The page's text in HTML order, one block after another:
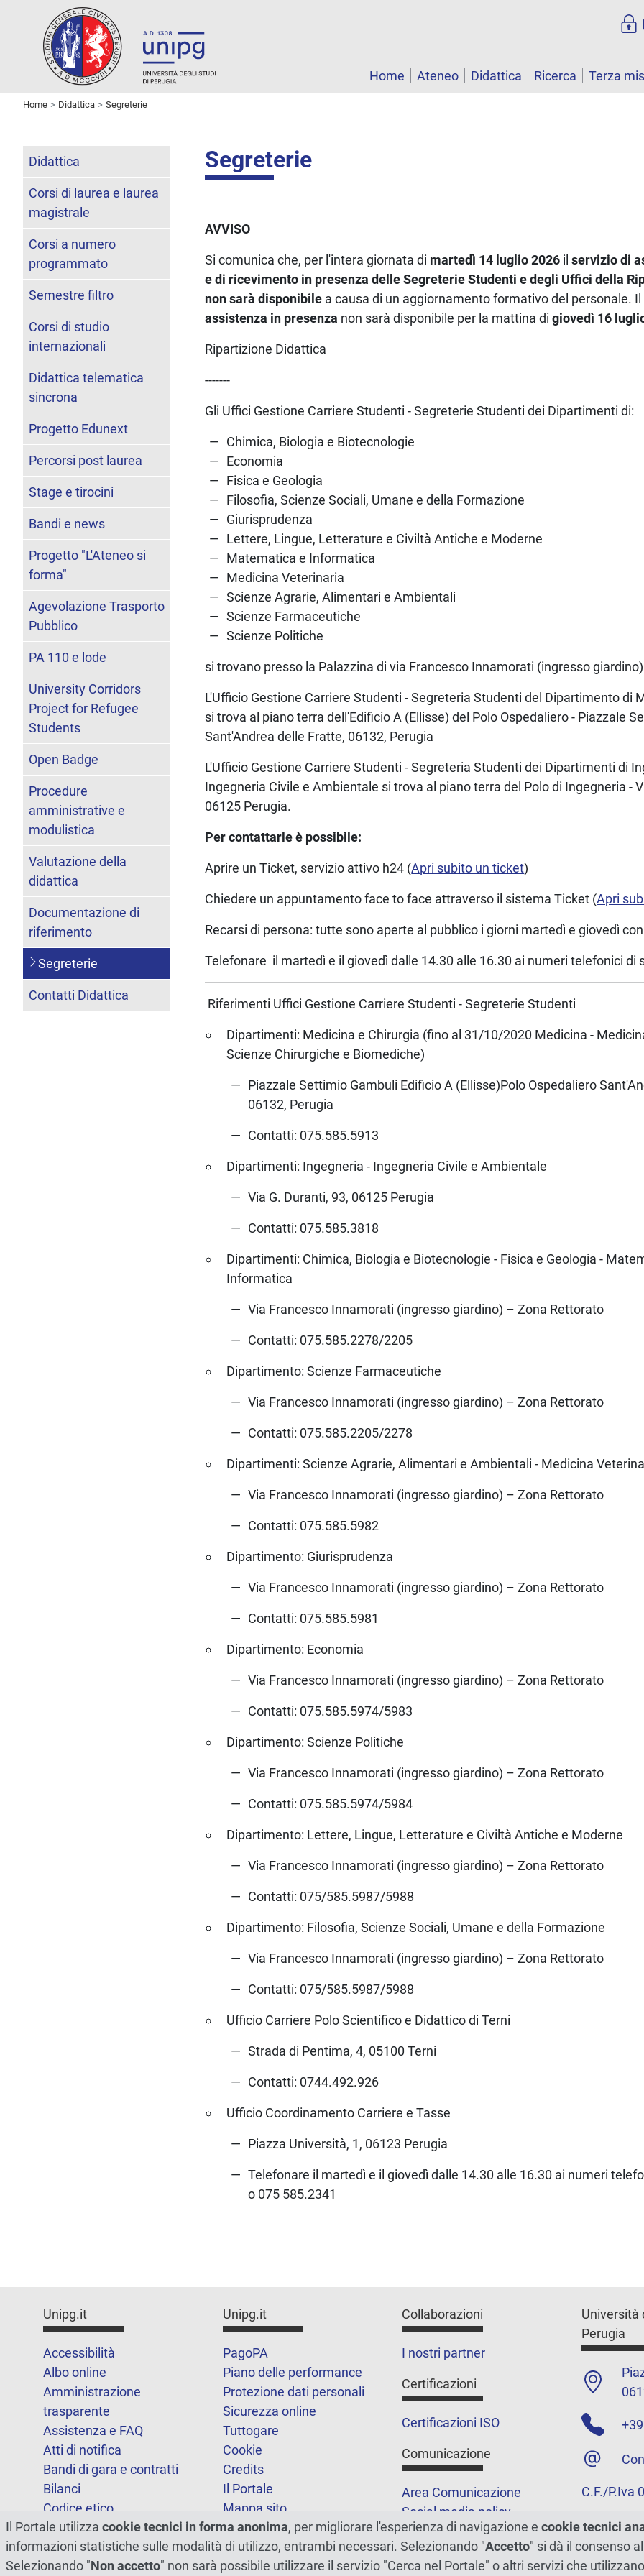
Home Ateneo Didattica Ricerca Terza
Home Didattica Segreterie
Segreterie
AVVISO
Si comunica che, per l'intera giornata di martedì 14 luglio 2026 ilservizio di
e di ricevimento in presenza delle Segreterie Studenti e degli Uffici della
non sarà disponibile a causa di un aggiornamento formativo del personale. Il
assistenza in presenza non sarà disponibile per la mattina di giovedì 16
Ripartizione Didattica
-------
Gli Uffici Gestione Carriere Studenti - Segreterie Studenti dei Dipartimenti di:
Chimica, Biologia e Biotecnologie
Economia
Fisica e Geologia
Filosofia, Scienze Sociali, Umane e della Formazione
Giurisprudenza
Lettere, Lingue, Letterature e Civiltà Antiche e Moderne
Matematica e Informatica
Medicina Veterinaria
Scienze Agrarie, Alimentari e Ambientali
Scienze Farmaceutiche
Scienze Politiche
si trovano presso la Palazzina di via Francesco Innamorati (ingresso
L'Ufficio Gestione Carriere Studenti - Segreteria Studenti del Dipartimento di
si trova al piano terra dell'Edificio A (Ellisse) del Polo Ospedaliero - Piazzale
Sant'Andrea delle Fratte, 06132, Perugia
L'Ufficio Gestione Carriere Studenti - Segreteria Studenti dei Dipartimenti di
Ingegneria Civile e Ambientale si trova al piano terra del Polo di Ingegneria -
06125 Perugia.
Per contattarle è possibile:
Aprire un Ticket, servizio attivo h24 (Apri subito un ticket)
Chiedere un appuntamento face to face attraverso il sistema Ticket (Apri
Recarsi di persona: tutte sono aperte al pubblico i giorni martedì e giovedì
Telefonare il martedì e il giovedì dalle 14.30 alle 16.30 ai numeri telefonici di
Riferimenti Uffici Gestione Carriere Studenti - Segreterie Studenti
Dipartimenti: Medicina e Chirurgia (fino al 31/10/2020 Medicina -
Scienze Chirurgiche e Biomediche)
Piazzale Settimio Gambuli Edificio A (Ellisse)Polo Ospedaliero
06132, Perugia
Contatti: 075.585.5913
Dipartimenti: Ingegneria - Ingegneria Civile e Ambientale
Via G. Duranti, 93, 06125 Perugia
Contatti: 075.585.3818
Dipartimenti: Chimica, Biologia e Biotecnologie - Fisica e Geologia -
Informatica
Via Francesco Innamorati (ingresso giardino) – Zona Rettorato
Contatti: 075.585.2278/2205
Dipartimento: Scienze Farmaceutiche
Via Francesco Innamorati (ingresso giardino) – Zona Rettorato
Contatti: 075.585.2205/2278
Dipartimenti: Scienze Agrarie, Alimentari e Ambientali - Medicina
Via Francesco Innamorati (ingresso giardino) – Zona Rettorato
Contatti: 075.585.5982
Dipartimento: Giurisprudenza
Via Francesco Innamorati (ingresso giardino) – Zona Rettorato
Contatti: 075.585.5981
Dipartimento: Economia
Via Francesco Innamorati (ingresso giardino) – Zona Rettorato
Contatti: 075.585.5974/5983
Dipartimento: Scienze Politiche
Via Francesco Innamorati (ingresso giardino) – Zona Rettorato
Contatti: 075.585.5974/5984
Dipartimento: Lettere, Lingue, Letterature e Civiltà Antiche e Moderne
Via Francesco Innamorati (ingresso giardino) – Zona Rettorato
Contatti: 075/585.5987/5988
Dipartimento: Filosofia, Scienze Sociali, Umane e della Formazione
Via Francesco Innamorati (ingresso giardino) – Zona Rettorato
Contatti: 075/585.5987/5988
Ufficio Carriere Polo Scientifico e Didattico di Terni
Strada di Pentima, 4, 05100 Terni
Contatti: 0744.492.926
Ufficio Coordinamento Carriere e Tasse
Piazza Università, 1, 06123 Perugia
Telefonare il martedì e il giovedì dalle 14.30 alle 16.30 ai numeri
o 075 585.2341
Didattica
Corsi di laurea e laurea
magistrale
Corsi a numero
programmato
Semestre filtro
Corsi di studio
internazionali
Didattica telematica
sincrona
Progetto Edunext
Percorsi post laurea
Stage e tirocini
Bandi e news
Progetto "L'Ateneo si
forma"
Agevolazione Trasporto
Pubblico
PA 110 e lode
University Corridors
Project for Refugee
Students
Open Badge
Procedure
amministrative e
modulistica
Valutazione della
didattica
Documentazione di
riferimento
Segreterie
Contatti Didattica
Unipg.it
Accessibilità
Albo online
Amministrazione
trasparente
Assistenza e FAQ
Atti di notifica
Bandi di gara e contratti
Bilanci
Codice etico
FOIA
Note legali
Unipg.it
PagoPA
Piano delle performance
Protezione dati personali
Sicurezza online
Tuttogare
Cookie
Credits
Il Portale
Mappa sito
Statistiche
Dichiarazione di
accessibilità
Collaborazioni
I nostri partner
Certificazioni
Certificazioni ISO
Comunicazione
Area Comunicazione
Social media policy
Podcast
Merchandising e shop
5xmille
Università
Perugia
C.F./P.Iva
Il Portale utilizza cookie tecnici in forma anonima, per migliorare l'esperienza di navigazione e cookie tecnici
informazioni statistiche sulle modalità di utilizzo, entrambi necessari. Selezionando "Accetto" si dà il consenso
Selezionando "Non accetto" non sarà possibile utilizzare il servizio "Cerca nel Portale" o altri servizi che